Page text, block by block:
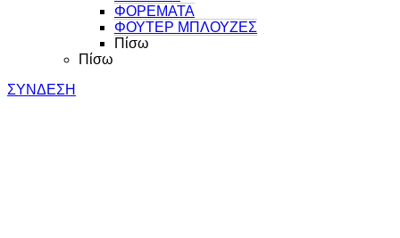
ΦΟΡΕΜΑΤΑ
ΦΟΥΤΕΡ ΜΠΛΟΥΖΕΣ
Πίσω
Πίσω
ΣΥΝΔΕΣΗ